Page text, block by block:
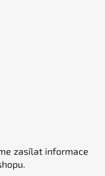
zasílat informace